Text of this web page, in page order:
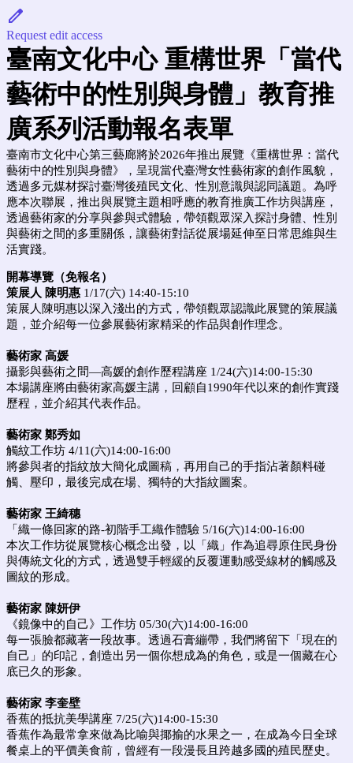
Request edit access
臺南文化中心 重構世界「當代
藝術中的性別與身體」教育推
廣系列活動報名表單
臺南市文化中心第三藝廊將於2026年推出展覽《重構世界：當代
藝術中的性別與身體》，呈現當代臺灣女性藝術家的創作風貌，
透過多元媒材探討臺灣後殖民文化、性別意識與認同議題。為呼
應本次聯展，推出與展覽主題相呼應的教育推廣工作坊與講座，
透過藝術家的分享與參與式體驗，帶領觀眾深入探討身體、性別
與藝術之間的多重關係，讓藝術對話從展場延伸至日常思維與生
活實踐。
開幕導覽（免報名）
策展人 陳明惠 1/17(六) 14:40-15:10
策展人陳明惠以深入淺出的方式，帶領觀眾認識此展覽的策展議
題，並介紹每一位參展藝術家精采的作品與創作理念。
藝術家 高媛
攝影與藝術之間—高媛的創作歷程講座 1/24(六)14:00-15:30
本場講座將由藝術家高媛主講，回顧自1990年代以來的創作實踐
歷程，並介紹其代表作品。
藝術家 鄭秀如
觸紋工作坊 4/11(六)14:00-16:00
將參與者的指紋放大簡化成圖稿，再用自己的手指沾著顏料碰
觸、壓印，最後完成在場、獨特的大指紋圖案。
藝術家 王綺穗
「織一條回家的路-初階手工織作體驗 5/16(六)14:00-16:00
本次工作坊從展覽核心概念出發，以「織」作為追尋原住民身份
與傳統文化的方式，透過雙手輕緩的反覆運動感受線材的觸感及
圖紋的形成。
藝術家 陳妍伊
《鏡像中的自己》工作坊 05/30(六)14:00-16:00
每一張臉都藏著一段故事。透過石膏繃帶，我們將留下「現在的
自己」的印記，創造出另一個你想成為的角色，或是一個藏在心
底已久的形象。
藝術家 李奎壁
香蕉的抵抗美學講座 7/25(六)14:00-15:30
香蕉作為最常拿來做為比喻與揶揄的水果之一，在成為今日全球
餐桌上的平價美食前，曾經有一段漫長且跨越多國的殖民歷史。